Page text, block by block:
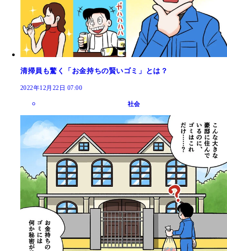
清掃員も驚く「お金持ちの賢いゴミ」とは？
2022年12月22日 07:00
社会